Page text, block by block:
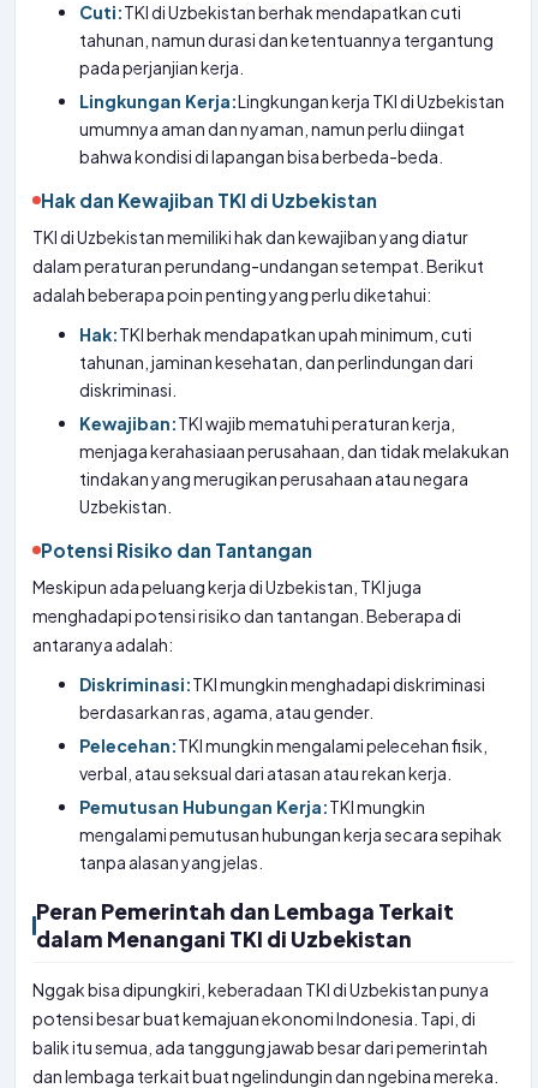
Cuti:TKI di Uzbekistan berhak mendapatkan cuti
tahunan, namun durasi dan ketentuannya tergantung
pada perjanjian kerja.
Lingkungan Kerja:Lingkungan kerja TKI di Uzbekistan
umumnya aman dan nyaman, namun perlu diingat
bahwa kondisi di lapangan bisa berbeda-beda.
Hak dan Kewajiban TKI di Uzbekistan
TKI di Uzbekistan memiliki hak dan kewajiban yang diatur
dalam peraturan perundang-undangan setempat. Berikut
adalah beberapa poin penting yang perlu diketahui:
Hak:TKI berhak mendapatkan upah minimum, cuti
tahunan, jaminan kesehatan, dan perlindungan dari
diskriminasi.
Kewajiban:TKI wajib mematuhi peraturan kerja,
menjaga kerahasiaan perusahaan, dan tidak melakukan
tindakan yang merugikan perusahaan atau negara
Uzbekistan.
Potensi Risiko dan Tantangan
Meskipun ada peluang kerja di Uzbekistan, TKI juga
menghadapi potensi risiko dan tantangan. Beberapa di
antaranya adalah:
Diskriminasi:TKI mungkin menghadapi diskriminasi
berdasarkan ras, agama, atau gender.
Pelecehan:TKI mungkin mengalami pelecehan fisik,
verbal, atau seksual dari atasan atau rekan kerja.
Pemutusan Hubungan Kerja:TKI mungkin
mengalami pemutusan hubungan kerja secara sepihak
tanpa alasan yang jelas.
Peran Pemerintah dan Lembaga Terkait
dalam Menangani TKI di Uzbekistan
Nggak bisa dipungkiri, keberadaan TKI di Uzbekistan punya
potensi besar buat kemajuan ekonomi Indonesia. Tapi, di
balik itu semua, ada tanggung jawab besar dari pemerintah
dan lembaga terkait buat ngelindungin dan ngebina mereka.